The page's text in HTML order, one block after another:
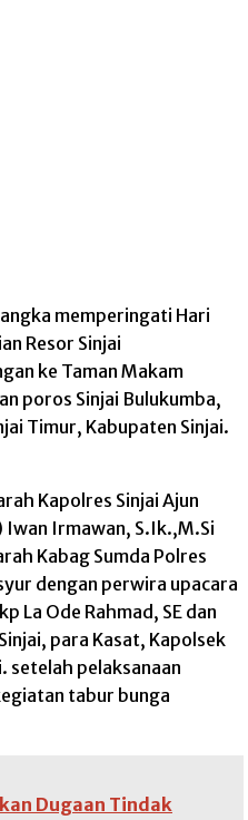
memperingati Hari
Resor Sinjai
ke Taman Makam
poros Sinjai Bulukumba,
Timur, Kabupaten Sinjai.
Kapolres Sinjai Ajun
Iwan Irmawan, S.Ik.,M.Si
Kabag Sumda Polres
dengan perwira upacara
La Ode Rahmad, SE dan
para Kasat, Kapolsek
setelah pelaksanaan
tabur bunga
Dugaan Tindak